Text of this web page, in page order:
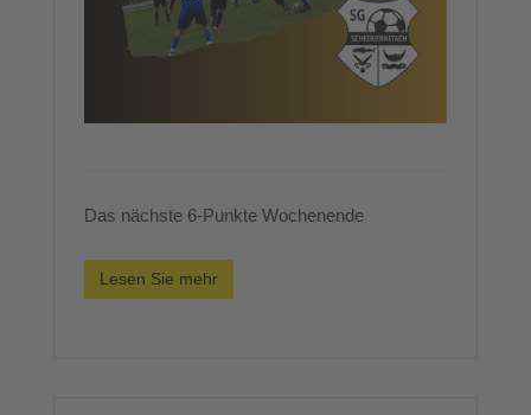
Das nächste 6-Punkte Wochenende
Lesen Sie mehr